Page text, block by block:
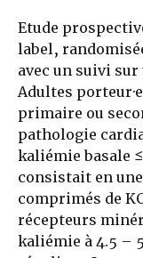
Etude
label,
avec un suivi sur
Adultes
primaire ou
pathologie
kaliémie basale
consistait en
comprimés de
récepteurs
kaliémie à 4.5 –